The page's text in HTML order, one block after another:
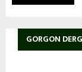
GORGON